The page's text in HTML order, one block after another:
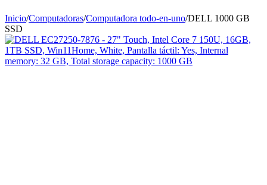
Inicio/Computadoras/Computadora todo-en-uno/DELL 1000 GB
SSD